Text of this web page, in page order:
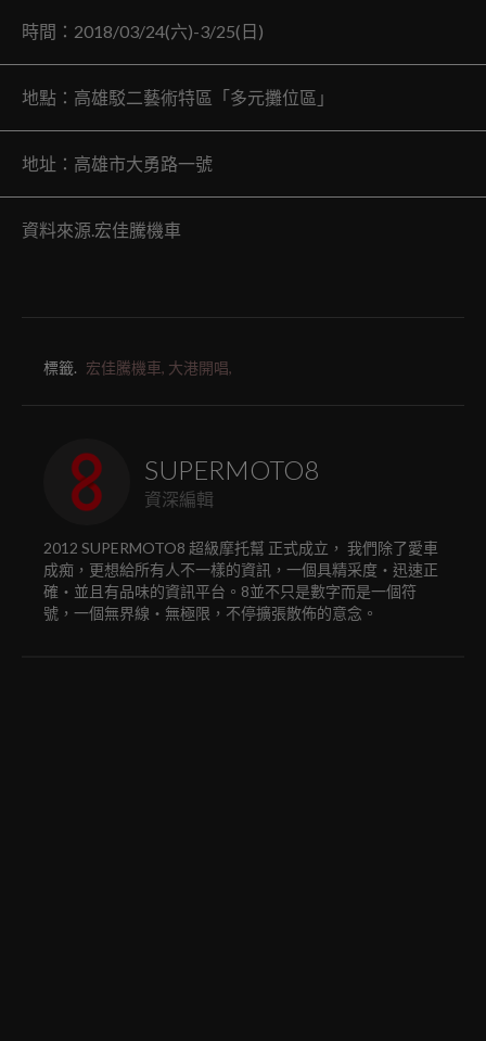
時間：2018/03/24(六)-3/25(日)
地點：高雄駁二藝術特區「多元攤位區」
地址：高雄市大勇路一號
資料來源.宏佳騰機車
標籤. 宏佳騰機車, 大港開唱,
SUPERMOTO8
資深編輯
2012 SUPERMOTO8 超級摩托幫 正式成立， 我們除了愛車
成痴，更想給所有人不一樣的資訊，一個具精采度‧迅速正
確‧並且有品味的資訊平台。8並不只是數字而是一個符
號，一個無界線‧無極限，不停擴張散佈的意念。